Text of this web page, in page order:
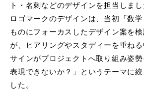
ト・名刺などのデザインを担当しまし
ロゴマークのデザインは、当初「数
ものにフォーカスしたデザイン案を
が、ヒアリングやスタディーを重ね
サインがプロジェクトへ取り組み姿
表現できないか？」というテーマに
した。